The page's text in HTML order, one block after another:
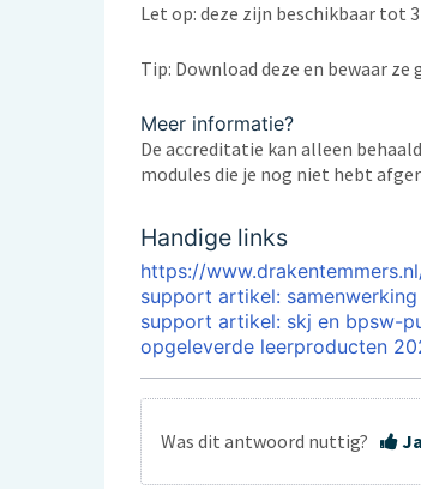
Let op: deze zijn beschikbaar tot
Tip: Download deze en bewaar ze
Meer informatie?
De accreditatie kan alleen
modules die je nog niet hebt
Handige links
https://
support artikel:
support artikel: skj en bpsw-
opgeleverde leerproducten
Was dit antwoord nuttig? Ja